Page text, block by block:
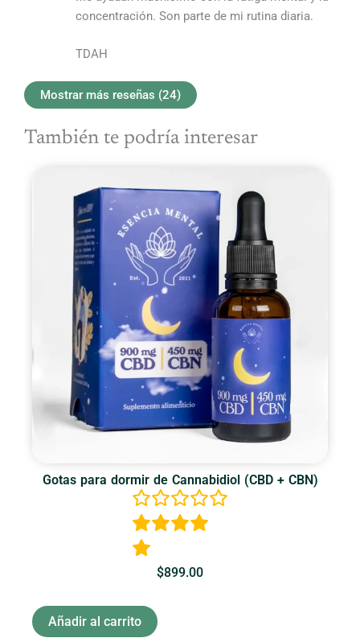
concentración. Son parte de mi rutina diaria.
TDAH
Mostrar más reseñas (24)
También te podría interesar
Gotas para dormir de Cannabidiol (CBD + CBN)
$899.00
Añadir al carrito